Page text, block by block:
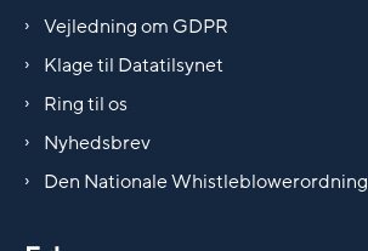
Vejledning om GDPR
Klage til Datatilsynet
Ring til os
Nyhedsbrev
Den Nationale Whistleblowerordning